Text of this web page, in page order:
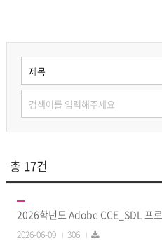
총 17건
2026학년도 Adobe CCE_SDL 프
2026-06-09 306